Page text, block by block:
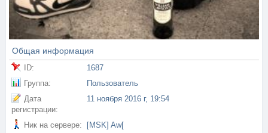
Общая информация
ID:
1687
Группа:
Пользователь
Дата
регистрации:
11 ноября 2016 г, 19:54
Ник на сервере: [MSK] Aw[